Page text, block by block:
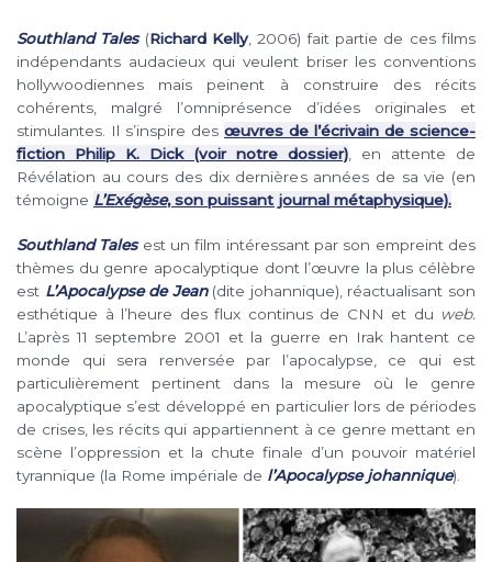
Southland Tales(Richard Kelly, 2006) fait partie de ces films
indépendants audacieux qui veulent briser les conventions
hollywoodiennes mais peinent à construire des récits
cohérents, malgré l’omniprésence d’idées originales et
stimulantes. Il s’inspire des œuvres de l’écrivain de science-
fiction Philip K. Dick (voir notre dossier), en attente de
Révélation au cours des dix dernières années de sa vie (en
témoigne L’Exégèse, son puissant journal métaphysique).
Southland Talesest un film intéressant par son empreint des
thèmes du genre apocalyptique dont l’œuvre la plus célèbre
est L’Apocalypse de Jean(dite johannique), réactualisant son
esthétique à l’heure des flux continus de CNN et du web.
L’après 11 septembre 2001 et la guerre en Irak hantent ce
monde qui sera renversée par l’apocalypse, ce qui est
particulièrement pertinent dans la mesure où le genre
apocalyptique s’est développé en particulier lors de périodes
de crises, les récits qui appartiennent à ce genre mettant en
scène l’oppression et la chute finale d’un pouvoir matériel
tyrannique (la Rome impériale de l’Apocalypsejohannique).